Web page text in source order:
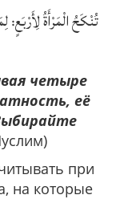
تُنْكَحُ الْمَرْأَةُ لِأَرْبَعٍ:
четыре
её
при
на которые